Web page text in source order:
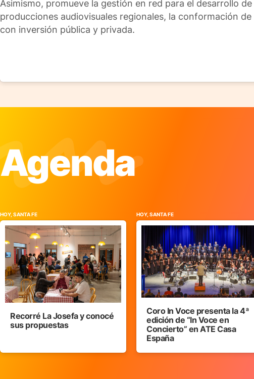
Asimismo, promueve la gestión en red para el desarrollo
producciones audiovisuales regionales, la conformación
con inversión pública y privada.
Agenda
HOY, SANTA FE
Recorré La Josefa y conocé
sus propuestas
HOY, SANTA FE
Coro In Voce presenta la 4ª
edición de “In Voce en
Concierto” en ATE Casa
España